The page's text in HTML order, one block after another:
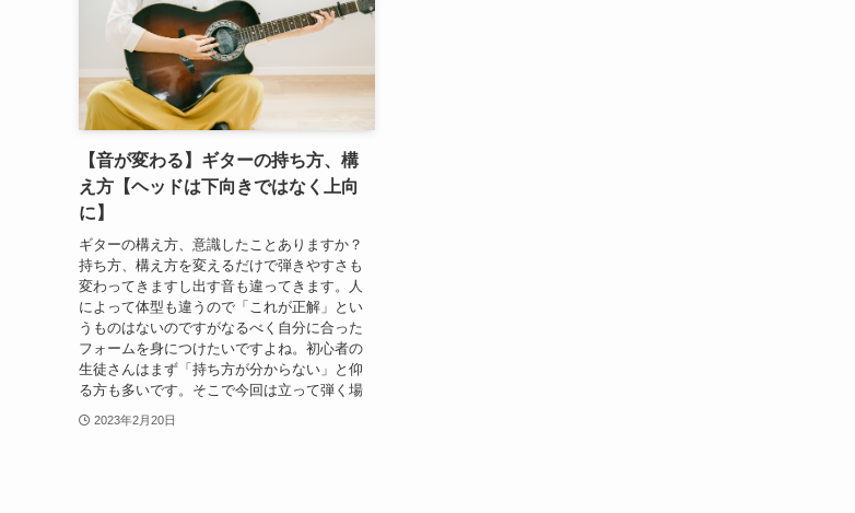
【音が変わる】ギターの持ち方、構
え方【ヘッドは下向きではなく上向
に】
ギターの構え方、意識したことありますか？
持ち方、構え方を変えるだけで弾きやすさも
変わってきますし出す音も違ってきます。人
によって体型も違うので「これが正解」とい
うものはないのですがなるべく自分に合った
フォームを身につけたいですよね。初心者の
生徒さんはまず「持ち方が分からない」と仰
る方も多いです。そこで今回は立って弾く場
2023年2月20日